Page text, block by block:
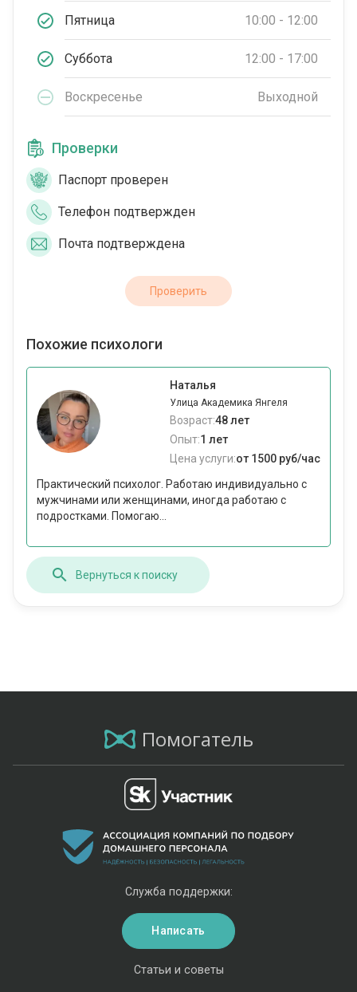
Пятница 10:00 - 12:00
Суббота 12:00 - 17:00
Воскресенье Выходной
Проверки
Паспорт проверен
Телефон подтвержден
Почта подтверждена
Проверить
Похожие психологи
Наталья
Улица Академика Янгеля
Возраст:48 лет
Опыт:1 лет
Цена услуги:от 1500 руб/час
Практический психолог. Работаю индивидуально с
мужчинами или женщинами, иногда работаю с
подростками. Помогаю...
Вернуться к поиску
Помогатель
Статьи и советы
Служба поддержки:
Написать